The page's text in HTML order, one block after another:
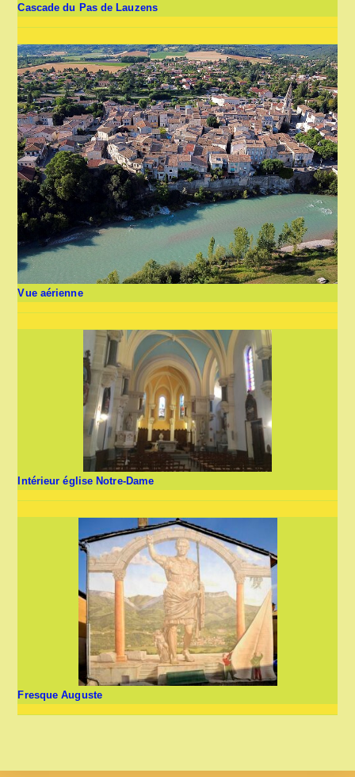
Cascade du Pas de Lauzens
Vue aérienne
Intérieur église Notre-Dame
Fresque Auguste